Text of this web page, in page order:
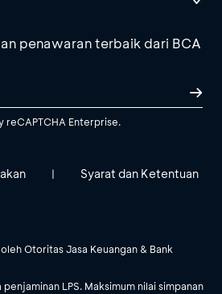
penawaran terbaik dari BCA
Enterprise.
| Syarat dan Ketentuan
Otoritas Jasa Keuangan & Bank
LPS. Maksimum nilai simpanan